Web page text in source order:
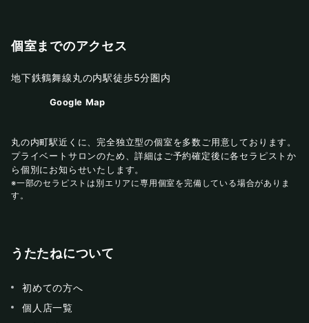
個室までのアクセス
地下鉄鶴舞線丸の内駅徒歩5分圏内
Google Map
丸の内町駅近くに、完全独立型の個室を多数ご用意しております。
プライベートサロンのため、詳細はご予約確定後に各セラピストか
ら個別にお知らせいたします。
※一部のセラピストは別エリアに専用個室を完備している場合がありま
す。
うたたねについて
初めての方へ
個人店一覧